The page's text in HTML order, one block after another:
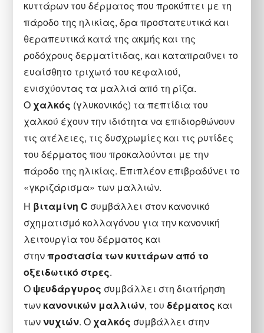
κυττάρων του δέρματος που προκύπτει με τη
πάροδο της ηλικίας, δρα προστατευτικά και
θεραπευτικά κατά της ακμής και της
ροδόχρους δερματίτιδας, και καταπραΰνει το
ευαίσθητο τριχωτό του κεφαλιού,
ενισχύοντας τα μαλλιά από τη ρίζα.
Ο χαλκός (γλυκονικός) τα πεπτίδια του
χαλκού έχουν την ιδιότητα να επιδιορθώνουν
τις ατέλειες, τις δυσχρωμίες και τις ρυτίδες
του δέρματος που προκαλούνται με την
πάροδο της ηλικίας. Επιπλέον επιβραδύνει το
«γκριζάρισμα» των μαλλιών.
Η βιταμίνη C συμβάλλει στον κανονικό
σχηματισμό κολλαγόνου για την κανονική
λειτουργία του δέρματος και
στηνπροστασία των κυττάρων από το
οξειδωτικό στρες.
Ο ψευδάργυρος συμβάλλει στη διατήρηση
των κανονικών μαλλιών, τουδέρματος και
τωννυχιών. Ο χαλκός συμβάλλει στην